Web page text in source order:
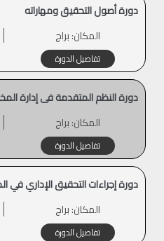
دورة أصول التحقيق ومهاراته
المكان:براج
تفاصيل الدورة
دورة النظم المتقدمة فى إدارة
المكان:براج
تفاصيل الدورة
دورة إجراءات التحقيق الإداري في
المكان:براج
تفاصيل الدورة